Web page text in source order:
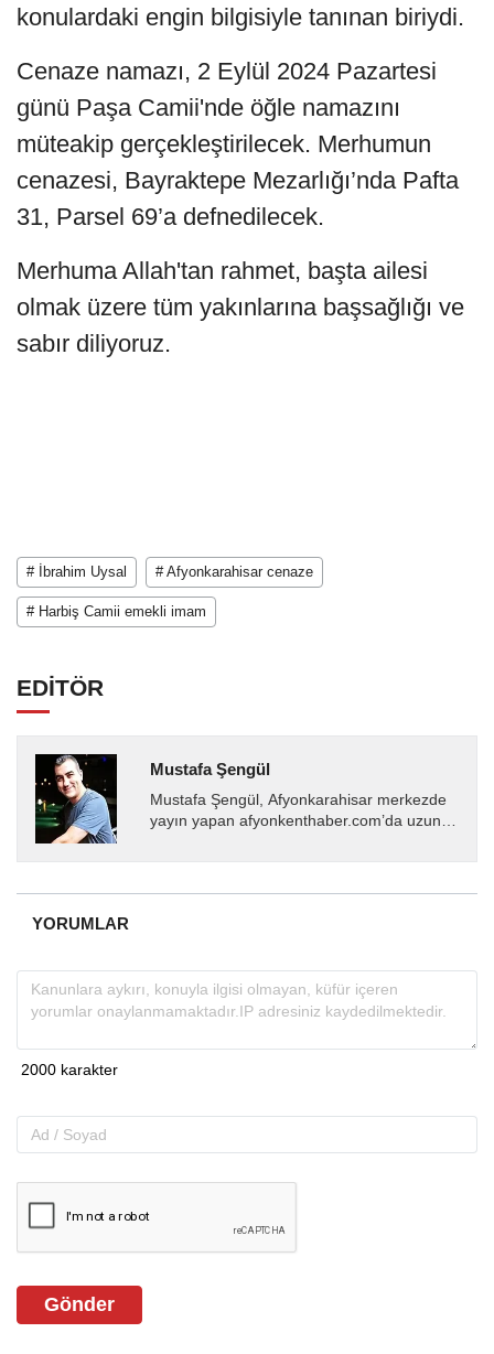
konulardaki engin bilgisiyle tanınan biriydi.
Cenaze namazı, 2 Eylül 2024 Pazartesi
günü Paşa Camii'nde öğle namazını
müteakip gerçekleştirilecek. Merhumun
cenazesi, Bayraktepe Mezarlığı’nda Pafta
31, Parsel 69’a defnedilecek.
Merhuma Allah'tan rahmet, başta ailesi
olmak üzere tüm yakınlarına başsağlığı ve
sabır diliyoruz.
# İbrahim Uysal # Afyonkarahisar cenaze
# Harbiş Camii emekli imam
EDİTÖR
Mustafa Şengül
Mustafa Şengül, Afyonkarahisar merkezde
yayın yapan afyonkenthaber.com’da uzun
almakta, haber akışı...
YORUMLAR
Gönder